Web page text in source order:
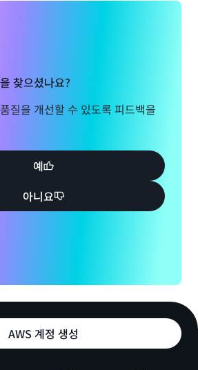
찾으셨나요?
질을 개선할 수 있도록 피드백을
예
아니요
AWS 계정 생성